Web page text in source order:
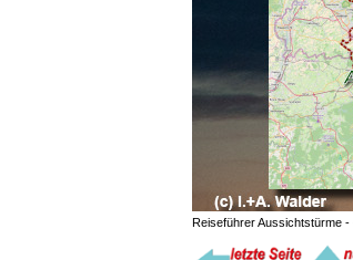
Reiseführer Aussichtstürme -